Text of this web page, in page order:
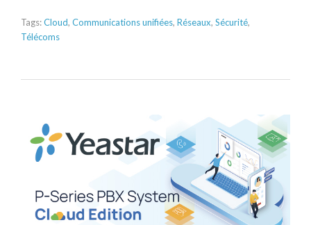
Tags:Cloud, Communications unifiées, Réseaux, Sécurité,
Télécoms